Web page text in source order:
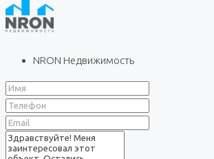
NRON Недвижимость